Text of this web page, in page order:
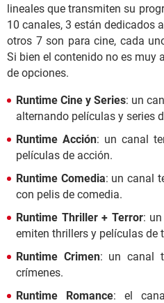
lineales que transmiten su
10 canales, 3 están dedicados
otros 7 son para cine, cada
Si bien el contenido no es muy
de opciones.
Runtime Cine y Series: un
alternando películas y series
Runtime Acción: un canal
películas de acción.
Runtime Comedia: un canal
con pelis de comedia.
Runtime Thriller + Terror:
emiten thrillers y películas de
Runtime Crimen: un canal
crímenes.
Runtime Romance: el